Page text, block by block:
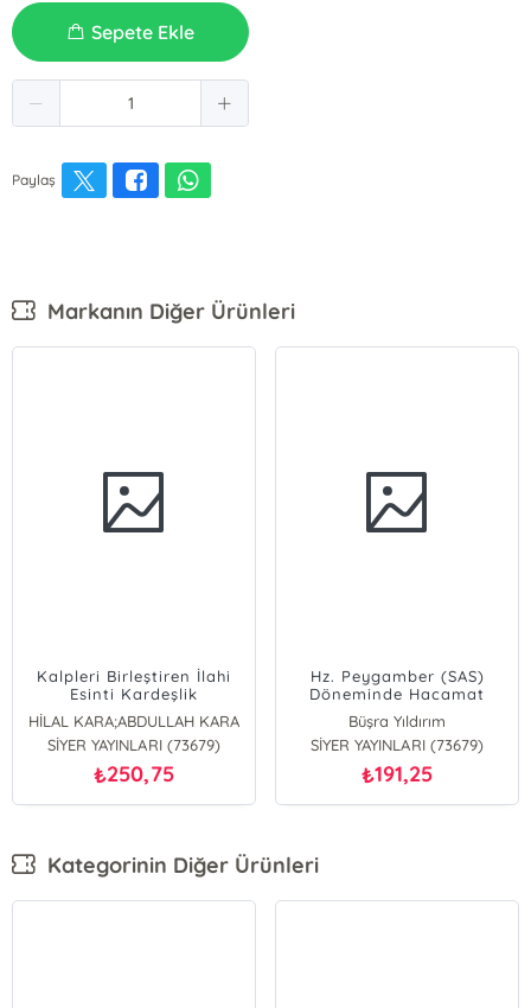
Sepete Ekle
Paylaş
Markanın Diğer Ürünleri
Kalpleri Birleştiren İlahi
Esinti Kardeşlik
HİLAL KARA;ABDULLAH KARA
SİYER YAYINLARI (73679)
₺250,75
Hz. Peygamber (SAS)
Döneminde Hacamat
Büşra Yıldırım
SİYER YAYINLARI (73679)
₺191,25
Kategorinin Diğer Ürünleri